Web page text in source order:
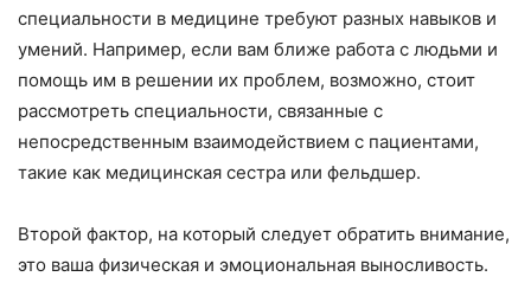
специальности в медицине требуют разных навыков и
умений. Например, если вам ближе работа с людьми и
помощь им в решении их проблем, возможно, стоит
рассмотреть специальности, связанные с
непосредственным взаимодействием с пациентами,
такие как медицинская сестра или фельдшер.
Второй фактор, на который следует обратить внимание,
это ваша физическая и эмоциональная выносливость.